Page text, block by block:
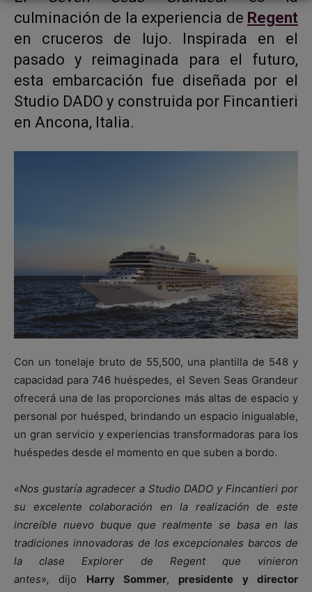
culminación de la experiencia de Regent
en cruceros de lujo. Inspirada en el
pasado y reimaginada para el futuro,
esta embarcación fue diseñada por el
Studio DADO y construida por Fincantieri
en Ancona, Italia.
Con un tonelaje bruto de 55,500, una plantilla de 548 y
capacidad para 746 huéspedes, el Seven Seas Grandeur
ofrecerá una de las proporciones más altas de espacio y
personal por huésped, brindando un espacio inigualable,
un gran servicio y experiencias transformadoras para los
huéspedes desde el momento en que suben a bordo.
«Nos gustaría agradecer a Studio DADO y Fincantieri por
su excelente colaboración en la realización de este
increíble nuevo buque que realmente se basa en las
tradiciones innovadoras de los excepcionales barcos de
la clase Explorer de Regent que vinieron
antes», dijo Harry Sommer, presidente y director